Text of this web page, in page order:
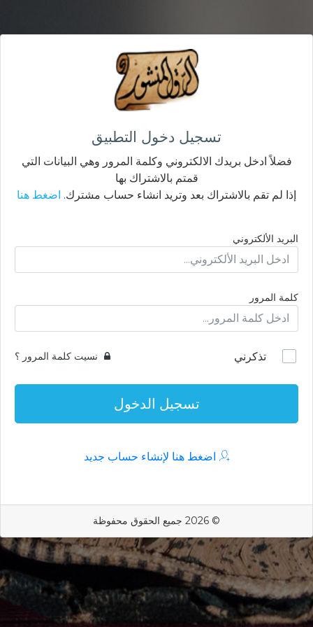
تسجيل دخول التطبيق
فضلاً ادخل بريدك الالكتروني وكلمة المرور وهي البيانات التي
قمتم بالاشتراك بها
إذا لم تقم بالاشتراك بعد وتريد انشاء حساب مشترك. اضغط هنا
البريد الألكتروني
كلمة المرور
تذكرني نسيت كلمة المرور ؟
تسجيل الدخول
اضغط هنا لإنشاء حساب جديد
© 2026 جميع الحقوق محفوظة